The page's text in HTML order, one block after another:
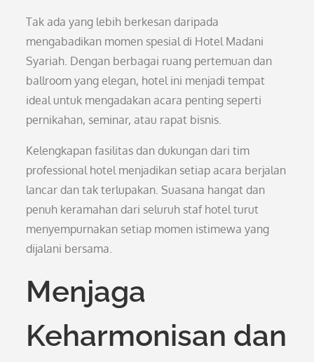
Tak ada yang lebih berkesan daripada
mengabadikan momen spesial di Hotel Madani
Syariah. Dengan berbagai ruang pertemuan dan
ballroom yang elegan, hotel ini menjadi tempat
ideal untuk mengadakan acara penting seperti
pernikahan, seminar, atau rapat bisnis.
Kelengkapan fasilitas dan dukungan dari tim
professional hotel menjadikan setiap acara berjalan
lancar dan tak terlupakan. Suasana hangat dan
penuh keramahan dari seluruh staf hotel turut
menyempurnakan setiap momen istimewa yang
dijalani bersama.
Menjaga
Keharmonisan dan